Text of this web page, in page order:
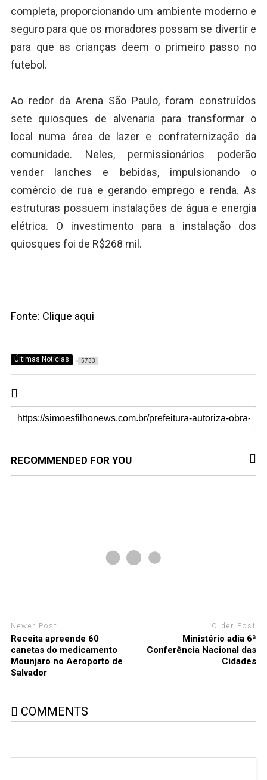
completa, proporcionando um ambiente moderno e
seguro para que os moradores possam se divertir e
para que as crianças deem o primeiro passo no
futebol.
Ao redor da Arena São Paulo, foram construídos
sete quiosques de alvenaria para transformar o
local numa área de lazer e confraternização da
comunidade. Neles, permissionários poderão
vender lanches e bebidas, impulsionando o
comércio de rua e gerando emprego e renda. As
estruturas possuem instalações de água e energia
elétrica. O investimento para a instalação dos
quiosques foi de R$268 mil.
Fonte: Clique aqui
Últimas Notícias 5733
RECOMMENDED FOR YOU
Newer Post
Receita apreende 60
canetas do medicamento
Mounjaro no Aeroporto de
Salvador
Older Post
Ministério adia 6ª
Conferência Nacional das
Cidades
COMMENTS